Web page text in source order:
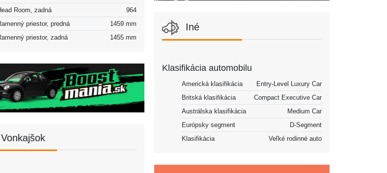
Room, zadná
964
priestor, predná
1459 mm
priestor, zadná
1455 mm
Vonkajšok
Iné
Klasifikácia automobilu
Americká klasifikácia
Entry-Level Luxury Car
Britská klasifikácia
Compact Executive Car
Austrálska klasifikácia
Medium Car
Európsky segment
D-Segment
Klasifikácia
Veľké rodinné auto